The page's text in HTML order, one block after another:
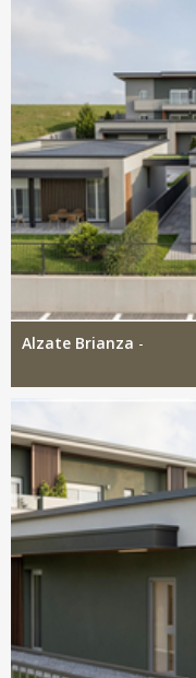
Alzate Brianza -